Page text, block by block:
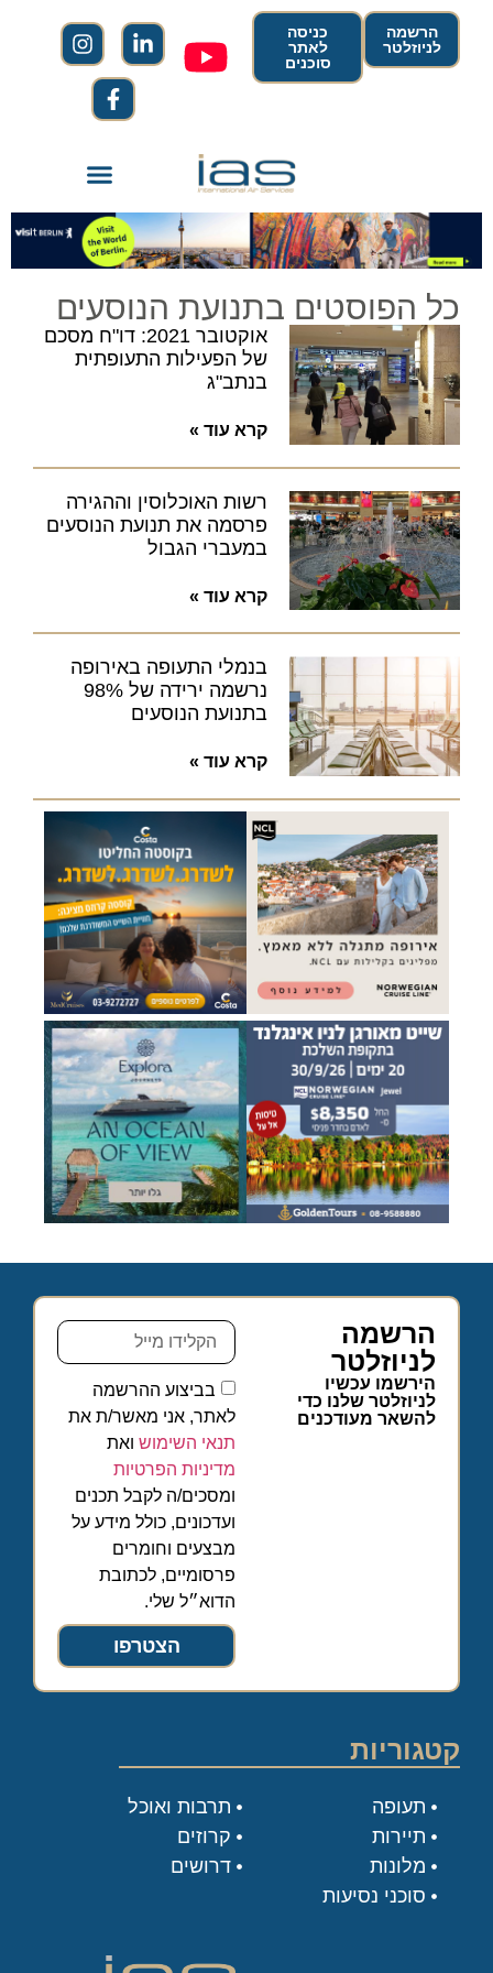
הרשמה
לניוזלטר
כניסה
לאתר
סוכנים
כל הפוסטים בתנועת הנוסעים
אוקטובר 2021: דו"ח מסכם
של הפעילות התעופתית
בנתב"ג
קרא עוד »
רשות האוכלוסין וההגירה
פרסמה את תנועת הנוסעים
במעברי הגבול
קרא עוד »
בנמלי התעופה באירופה
נרשמה ירידה של 98%
בתנועת הנוסעים
קרא עוד »
הרשמה
לניוזלטר
הירשמו עכשיו
לניוזלטר שלנו כדי
להשאר מעודכנים
בביצוע ההרשמה
לאתר, אני מאשר/ת את
תנאי השימוש ואת
מדיניות הפרטיות
ומסכים/ה לקבל תכנים
ועדכונים, כולל מידע על
מבצעים וחומרים
פרסומיים, לכתובת
הדוא״ל שלי.
הצטרפו
קטגוריות
תעופה
תיירות
מלונות
סוכני נסיעות
תרבות ואוכל
קרוזים
דרושים